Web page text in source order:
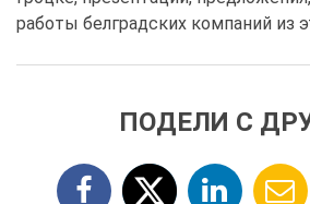
работы белградских компаний из
ПОДЕЛИ С